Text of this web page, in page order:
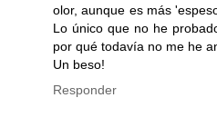
olor, aunque es más
Lo único que no he
por qué todavía no me he
Un beso!
Responder